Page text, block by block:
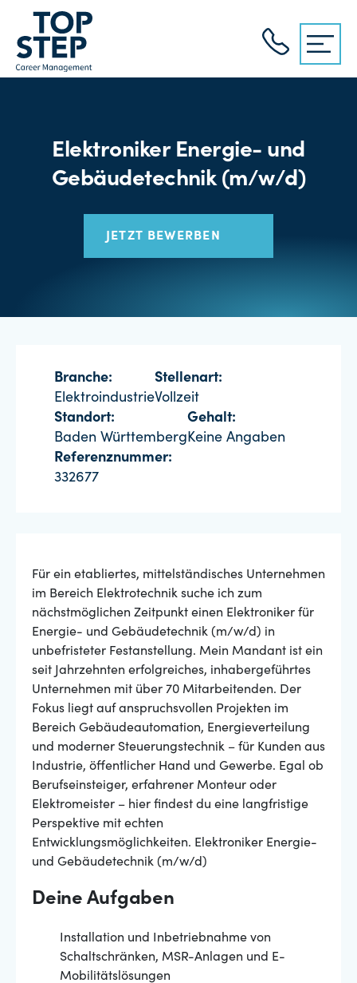
Elektroniker Energie- und
Gebäudetechnik (m/w/d)
JETZT BEWERBEN
Branche:
Elektroindustrie
Stellenart:
Vollzeit
Standort:
Baden Württemberg
Gehalt:
Keine Angaben
Referenznummer:
332677
Für ein etabliertes, mittelständisches Unternehmen
im Bereich Elektrotechnik suche ich zum
nächstmöglichen Zeitpunkt einen Elektroniker für
Energie- und Gebäudetechnik (m/w/d) in
unbefristeter Festanstellung. Mein Mandant ist ein
seit Jahrzehnten erfolgreiches, inhabergeführtes
Unternehmen mit über 70 Mitarbeitenden. Der
Fokus liegt auf anspruchsvollen Projekten im
Bereich Gebäudeautomation, Energieverteilung
und moderner Steuerungstechnik – für Kunden aus
Industrie, öffentlicher Hand und Gewerbe. Egal ob
Berufseinsteiger, erfahrener Monteur oder
Elektromeister – hier findest du eine langfristige
Perspektive mit echten
Entwicklungsmöglichkeiten. Elektroniker Energie-
und Gebäudetechnik (m/w/d)
Deine Aufgaben
Installation und Inbetriebnahme von
Schaltschränken, MSR-Anlagen und E-
Mobilitätslösungen